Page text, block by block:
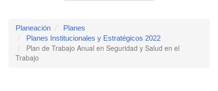
Planeación
Planes
Planes Institucionales y Estratégicos 2022
Plan de Trabajo Anual en Seguridad y Salud en el
Trabajo